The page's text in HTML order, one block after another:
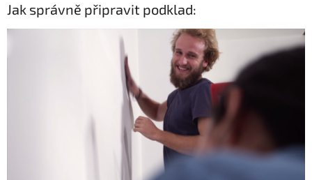
Jak správně připravit podklad: